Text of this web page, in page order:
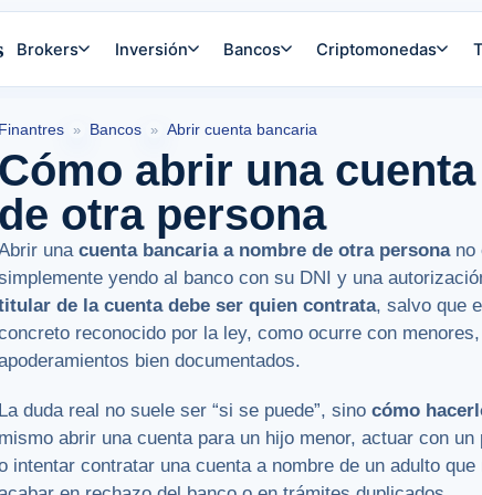
Brokers Inversión Bancos Criptomonedas
Finantres » Bancos » Abrir cuenta bancaria
Cómo abrir una
de otra persona
una cuenta bancaria a nombre de otra personano
yendo al banco con su DNI y una
de la cuenta debe ser quien contrata, salvo que
reconocido por la ley, como ocurre con
bien documentados.
La duda real no suele ser “si se puede”, sino cómo
mismo abrir una cuenta para un hijo menor, actuar con
intentar contratar una cuenta a nombre de un adulto